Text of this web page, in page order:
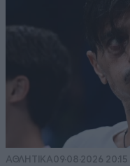
ΑΘΛΗΤΙΚΑ09·08·2026 20:15